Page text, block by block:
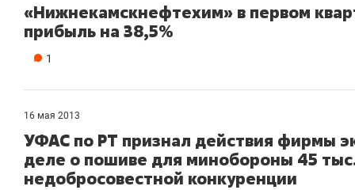
«Нижнекамскнефтехим» в первом
прибыль на 38,5%
1
16 мая 2013
УФАС по РТ признал действия фирмы
деле о пошиве для минобороны 45
недобросовестной конкуренции